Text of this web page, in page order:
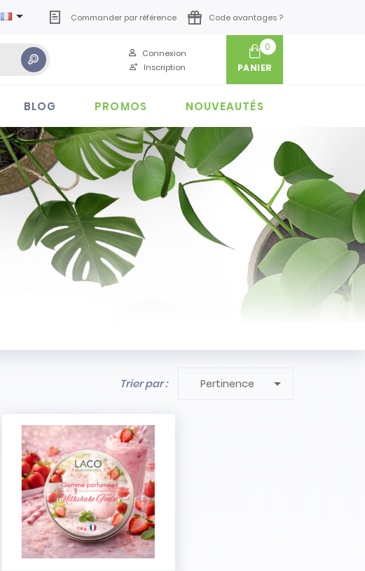
 Commander par référence Code avantages ?
Inscription
Connexion
0
PANIER
BLOG PROMOS NOUVEAUTÉS
Trier par : Pertinence 